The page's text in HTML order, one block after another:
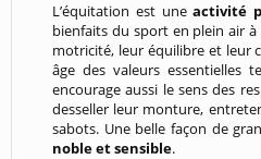
L’équitation est uneactivité
bienfaits du sport en plein air à
motricité, leur équilibre et leur
âge des valeurs essentielles
encourage aussi le sens des
desseller leur monture,
sabots. Une belle façon de
noble et sensible.